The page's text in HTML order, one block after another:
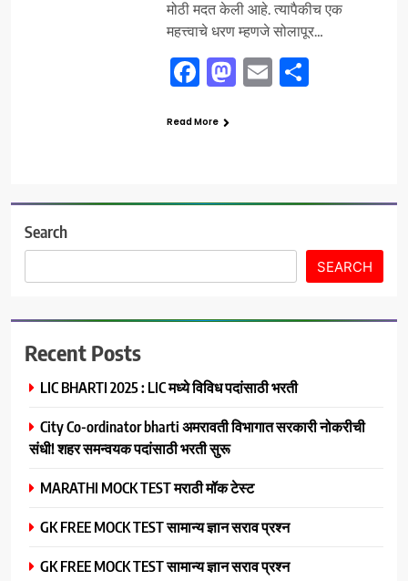
मोठी मदत केली आहे. त्यापैकीच एक
महत्त्वाचे धरण म्हणजे सोलापूर…
Facebook
Mastodon
EmailShare
Read More
Search
SEARCH
Recent Posts
LIC BHARTI 2025 : LIC मध्ये विविध पदांसाठी भरती
City Co-ordinator bharti अमरावती विभागात सरकारी नोकरीची
संधी! शहर समन्वयक पदांसाठी भरती सुरू
MARATHI MOCK TEST मराठी मॉक टेस्ट
GK FREE MOCK TEST सामान्य ज्ञान सराव प्रश्न
GK FREE MOCK TEST सामान्य ज्ञान सराव प्रश्न